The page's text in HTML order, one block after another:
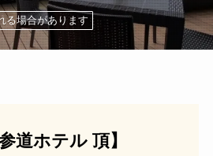
る場合があります
道ホテル 頂】